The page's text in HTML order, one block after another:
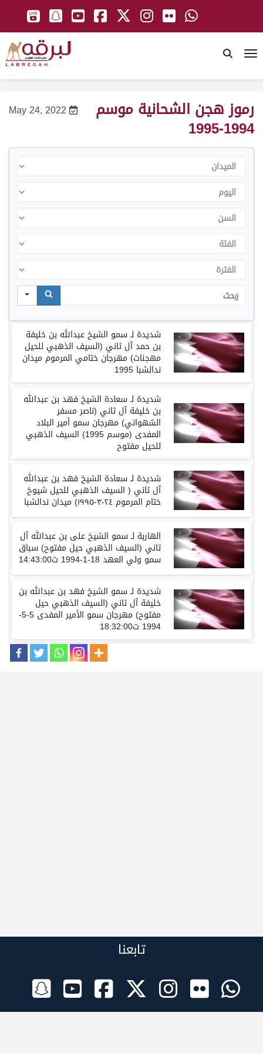
May 24, 2022 رموز هجن الشحانية موسم
1994-1995
الميدان
اليوم
السن
الفئة
الفترة
Search
شديدة لـسمو الشيخعبدالله بن خليفة
بن حمدآل ثاني (السيف الذهبي للحيل
مهجنات)مهرجان ختامي المرموم ميدان
ندالشبا 1995
شديدة لـسعادة الشيخ فهد بن عبدالله
بن خليفة آل ثاني (ناصر مسفر
الشهواني) مهرجان سمو أمير البلاد
المفدى (موسم السيف الذهبي
للحيل مفتوح
شديدة لـسعادة الشيخ فهد بن عبدالله
آل ثاني ( السيف الذهبي للحيل شيوخ
ختام المرموم ٢٤-٣-١٩٩٥)ميدان ندالشبا
الهاربة لـ سمو الشيخعلى بن عبدالله آل
ثاني (السيف الذهبي حيل مفتوح)سباق
سمو ولي العهد18-1-1994 ت14:43:00
شديدة لـ سمو الشيخ فهد بن عبدالله بن
خليفة آل ثاني (السيف الذهبي حيل
مفتوح) مهرجان سمو الأمير المفدى 5-5-
1994 ت18:32:00
تابعنا